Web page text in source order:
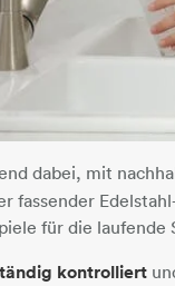
dabei, mit
fassender
für die
kontrolliert